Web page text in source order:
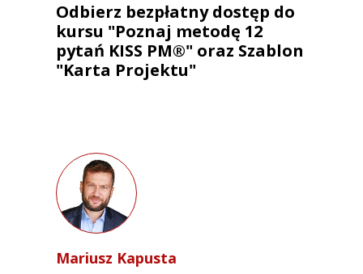
Odbierz bezpłatny dostęp do
kursu "Poznaj metodę 12
pytań KISS PM®" oraz Szablon
"Karta Projektu"
Mariusz Kapusta